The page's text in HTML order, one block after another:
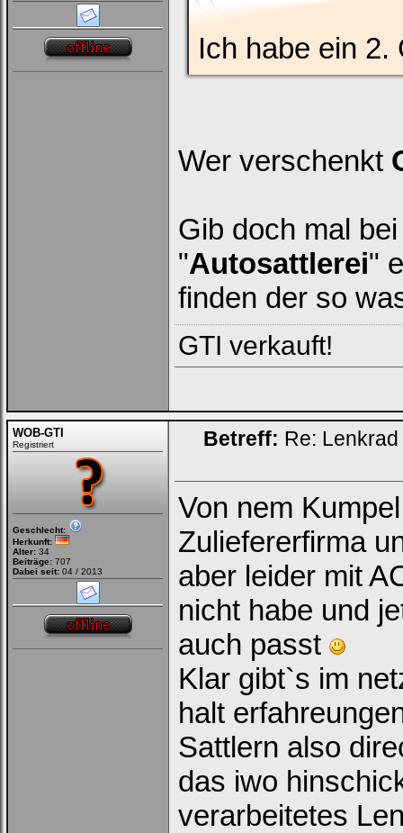
Ich habe ein 2.
Wer verschenkt
Gib doch mal
"Autosattlerei"
finden der so
GTI verkauft!
WOB-GTI
Registriert
Geschlecht:
Herkunft:
Alter: 34
Beiträge: 707
Dabei seit: 04 / 2013
Betreff: Re:
Von nem
Zuliefererfirma
aber leider mit
nicht habe und
auch passt
Klar gibt`s im
halt
Sattlern also
das iwo
verarbeitetes